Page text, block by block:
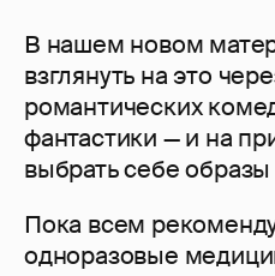
В нашем новом
взглянуть на это
романтических
фантастики — и на
выбрать себе
Пока всем
одноразовые